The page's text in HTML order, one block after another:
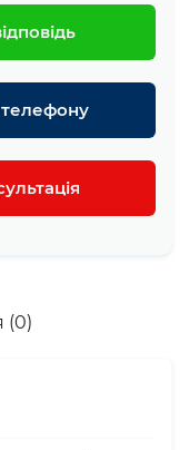
телефону
(0)